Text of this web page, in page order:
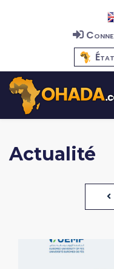
Actualité